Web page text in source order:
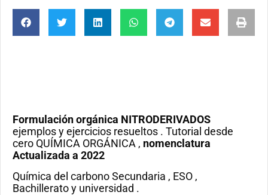
Formulación orgánica NITRODERIVADOS
ejemplos y ejercicios resueltos . Tutorial desde
cero QUÍMICA ORGÁNICA , nomenclatura
Actualizada a 2022
Química del carbono Secundaria , ESO ,
Bachillerato y universidad .